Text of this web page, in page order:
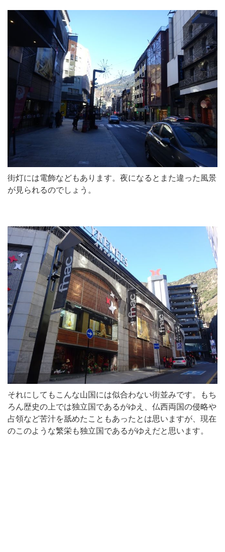
街灯には電飾などもあります。夜になるとまた違った風景
が見られるのでしょう。
それにしてもこんな山国には似合わない街並みです。もち
ろん歴史の上では独立国であるがゆえ、仏西両国の侵略や
占領など苦汁を舐めたこともあったとは思いますが、現在
のこのような繁栄も独立国であるがゆえだと思います。